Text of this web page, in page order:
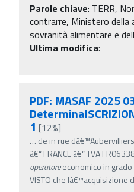
Parole chiave: TERR,
contrarre, Ministero della
sovranità alimentare e
Ultima modifica:
PDF: MASAF 2025
1[12%]
… de in rue
â€“ FRANCE â€“ TVA
operatoreeconomico in
VISTO che lâ€™acquisizione